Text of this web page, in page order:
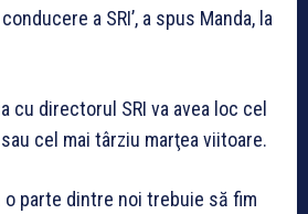
a SRI’, a spus Manda, la
cu directorul SRI va avea loc cel
cel mai târziu marţea viitoare.
o parte dintre noi trebuie să fim